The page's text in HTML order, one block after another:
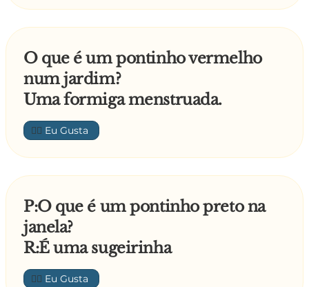
O que é um pontinho vermelho
num jardim?
Uma formiga menstruada.
👍🏼
P:O que é um pontinho preto na
janela?
R:É uma sugeirinha
👍🏼